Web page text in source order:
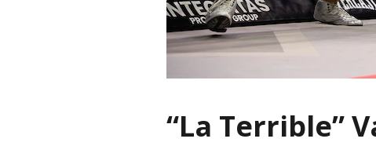
“La Terrible”